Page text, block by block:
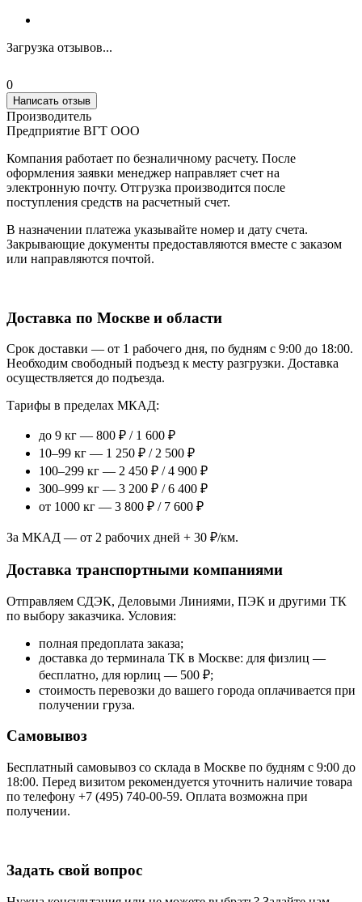
Загрузка отзывов...
0
Написать отзыв
Производитель
Предприятие ВГТ ООО
Компания работает по безналичному расчету. После
оформления заявки менеджер направляет счет на
электронную почту. Отгрузка производится после
поступления средств на расчетный счет.
В назначении платежа указывайте номер и дату счета.
Закрывающие документы предоставляются вместе с заказом
или направляются почтой.
Доставка по Москве и области
Срок доставки — от 1 рабочего дня, по будням с 9:00 до 18:00.
Необходим свободный подъезд к месту разгрузки. Доставка
осуществляется до подъезда.
Тарифы в пределах МКАД:
до 9 кг — 800 ₽ / 1 600 ₽
10–99 кг — 1 250 ₽ / 2 500 ₽
100–299 кг — 2 450 ₽ / 4 900 ₽
300–999 кг — 3 200 ₽ / 6 400 ₽
от 1000 кг — 3 800 ₽ / 7 600 ₽
За МКАД — от 2 рабочих дней + 30 ₽/км.
Доставка транспортными компаниями
Отправляем СДЭК, Деловыми Линиями, ПЭК и другими ТК
по выбору заказчика. Условия:
полная предоплата заказа;
доставка до терминала ТК в Москве: для физлиц —
бесплатно, для юрлиц — 500 ₽;
стоимость перевозки до вашего города оплачивается при
получении груза.
Самовывоз
Бесплатный самовывоз со склада в Москве по будням с 9:00 до
18:00. Перед визитом рекомендуется уточнить наличие товара
по телефону +7 (495) 740-00-59. Оплата возможна при
получении.
Задать свой вопрос